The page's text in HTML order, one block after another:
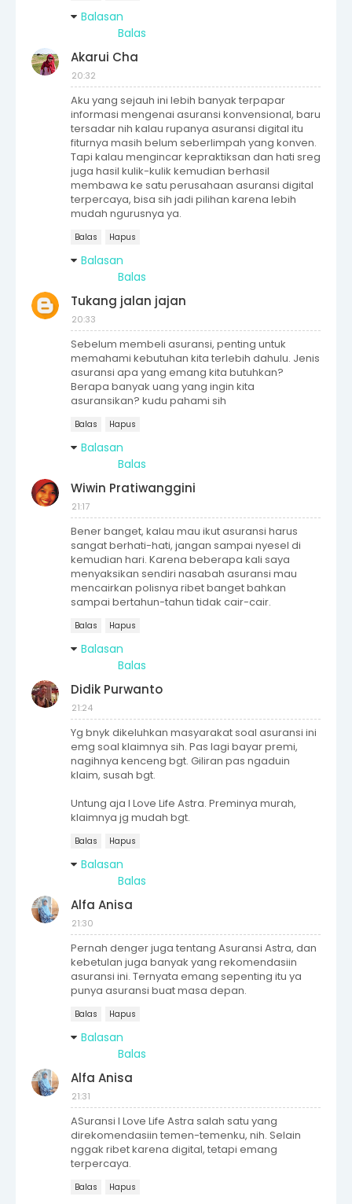
Balasan
Balas
Akarui Cha
20:32
Aku yang sejauh ini lebih banyak terpapar
informasi mengenai asuransi konvensional, baru
tersadar nih kalau rupanya asuransi digital itu
fiturnya masih belum seberlimpah yang konven.
Tapi kalau mengincar kepraktiksan dan hati sreg
juga hasil kulik-kulik kemudian berhasil
membawa ke satu perusahaan asuransi digital
terpercaya, bisa sih jadi pilihan karena lebih
mudah ngurusnya ya.
Balas Hapus
Balasan
Balas
Tukang jalan jajan
20:33
Sebelum membeli asuransi, penting untuk
memahami kebutuhan kita terlebih dahulu. Jenis
asuransi apa yang emang kita butuhkan?
Berapa banyak uang yang ingin kita
asuransikan? kudu pahami sih
Balas Hapus
Balasan
Balas
Wiwin Pratiwanggini
21:17
Bener banget, kalau mau ikut asuransi harus
sangat berhati-hati, jangan sampai nyesel di
kemudian hari. Karena beberapa kali saya
menyaksikan sendiri nasabah asuransi mau
mencairkan polisnya ribet banget bahkan
sampai bertahun-tahun tidak cair-cair.
Balas Hapus
Balasan
Balas
Didik Purwanto
21:24
Yg bnyk dikeluhkan masyarakat soal asuransi ini
emg soal klaimnya sih. Pas lagi bayar premi,
nagihnya kenceng bgt. Giliran pas ngaduin
klaim, susah bgt.
Untung aja I Love Life Astra. Preminya murah,
klaimnya jg mudah bgt.
Balas Hapus
Balasan
Balas
Alfa Anisa
21:30
Pernah denger juga tentang Asuransi Astra, dan
kebetulan juga banyak yang rekomendasiin
asuransi ini. Ternyata emang sepenting itu ya
punya asuransi buat masa depan.
Balas Hapus
Balasan
Balas
Alfa Anisa
21:31
ASuransi I Love Life Astra salah satu yang
direkomendasiin temen-temenku, nih. Selain
nggak ribet karena digital, tetapi emang
terpercaya.
Balas Hapus